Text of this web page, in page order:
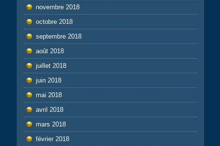
novembre 2018
octobre 2018
septembre 2018
août 2018
juillet 2018
juin 2018
mai 2018
avril 2018
mars 2018
février 2018